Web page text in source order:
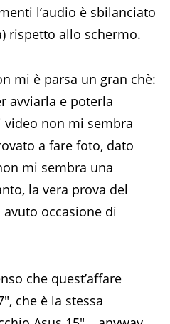
l’audio è sbilanciato
rispetto allo schermo.
mi è parsa un gran chè:
avviarla e poterla
video non mi sembra
a fare foto, dato
mi sembra una
la vera prova del
avuto occasione di
che quest’affare
che è la stessa